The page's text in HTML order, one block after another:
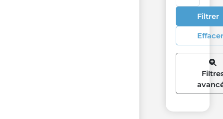
Filtrer
Effacer